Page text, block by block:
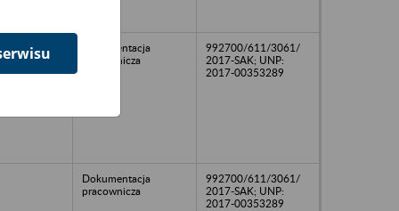
Dokumentacja
pracownicza
992700/611/3061/
2017-SAK; UNP:
2017-00353289
Dokumentacja
pracownicza
992700/611/3061/
2017-SAK; UNP:
2017-00353289